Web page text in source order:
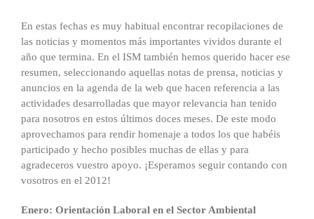
En estas fechas es muy habitual encontrar recopilaciones de
las noticias y momentos más importantes vividos durante el
año que termina. En el ISM también hemos querido hacer ese
resumen, seleccionando aquellas notas de prensa, noticias y
anuncios en la agenda de la web que hacen referencia a las
actividades desarrolladas que mayor relevancia han tenido
para nosotros en estos últimos doces meses. De este modo
aprovechamos para rendir homenaje a todos los que habéis
participado y hecho posibles muchas de ellas y para
agradeceros vuestro apoyo. ¡Esperamos seguir contando con
vosotros en el 2012!
Enero: Orientación Laboral en el Sector Ambiental